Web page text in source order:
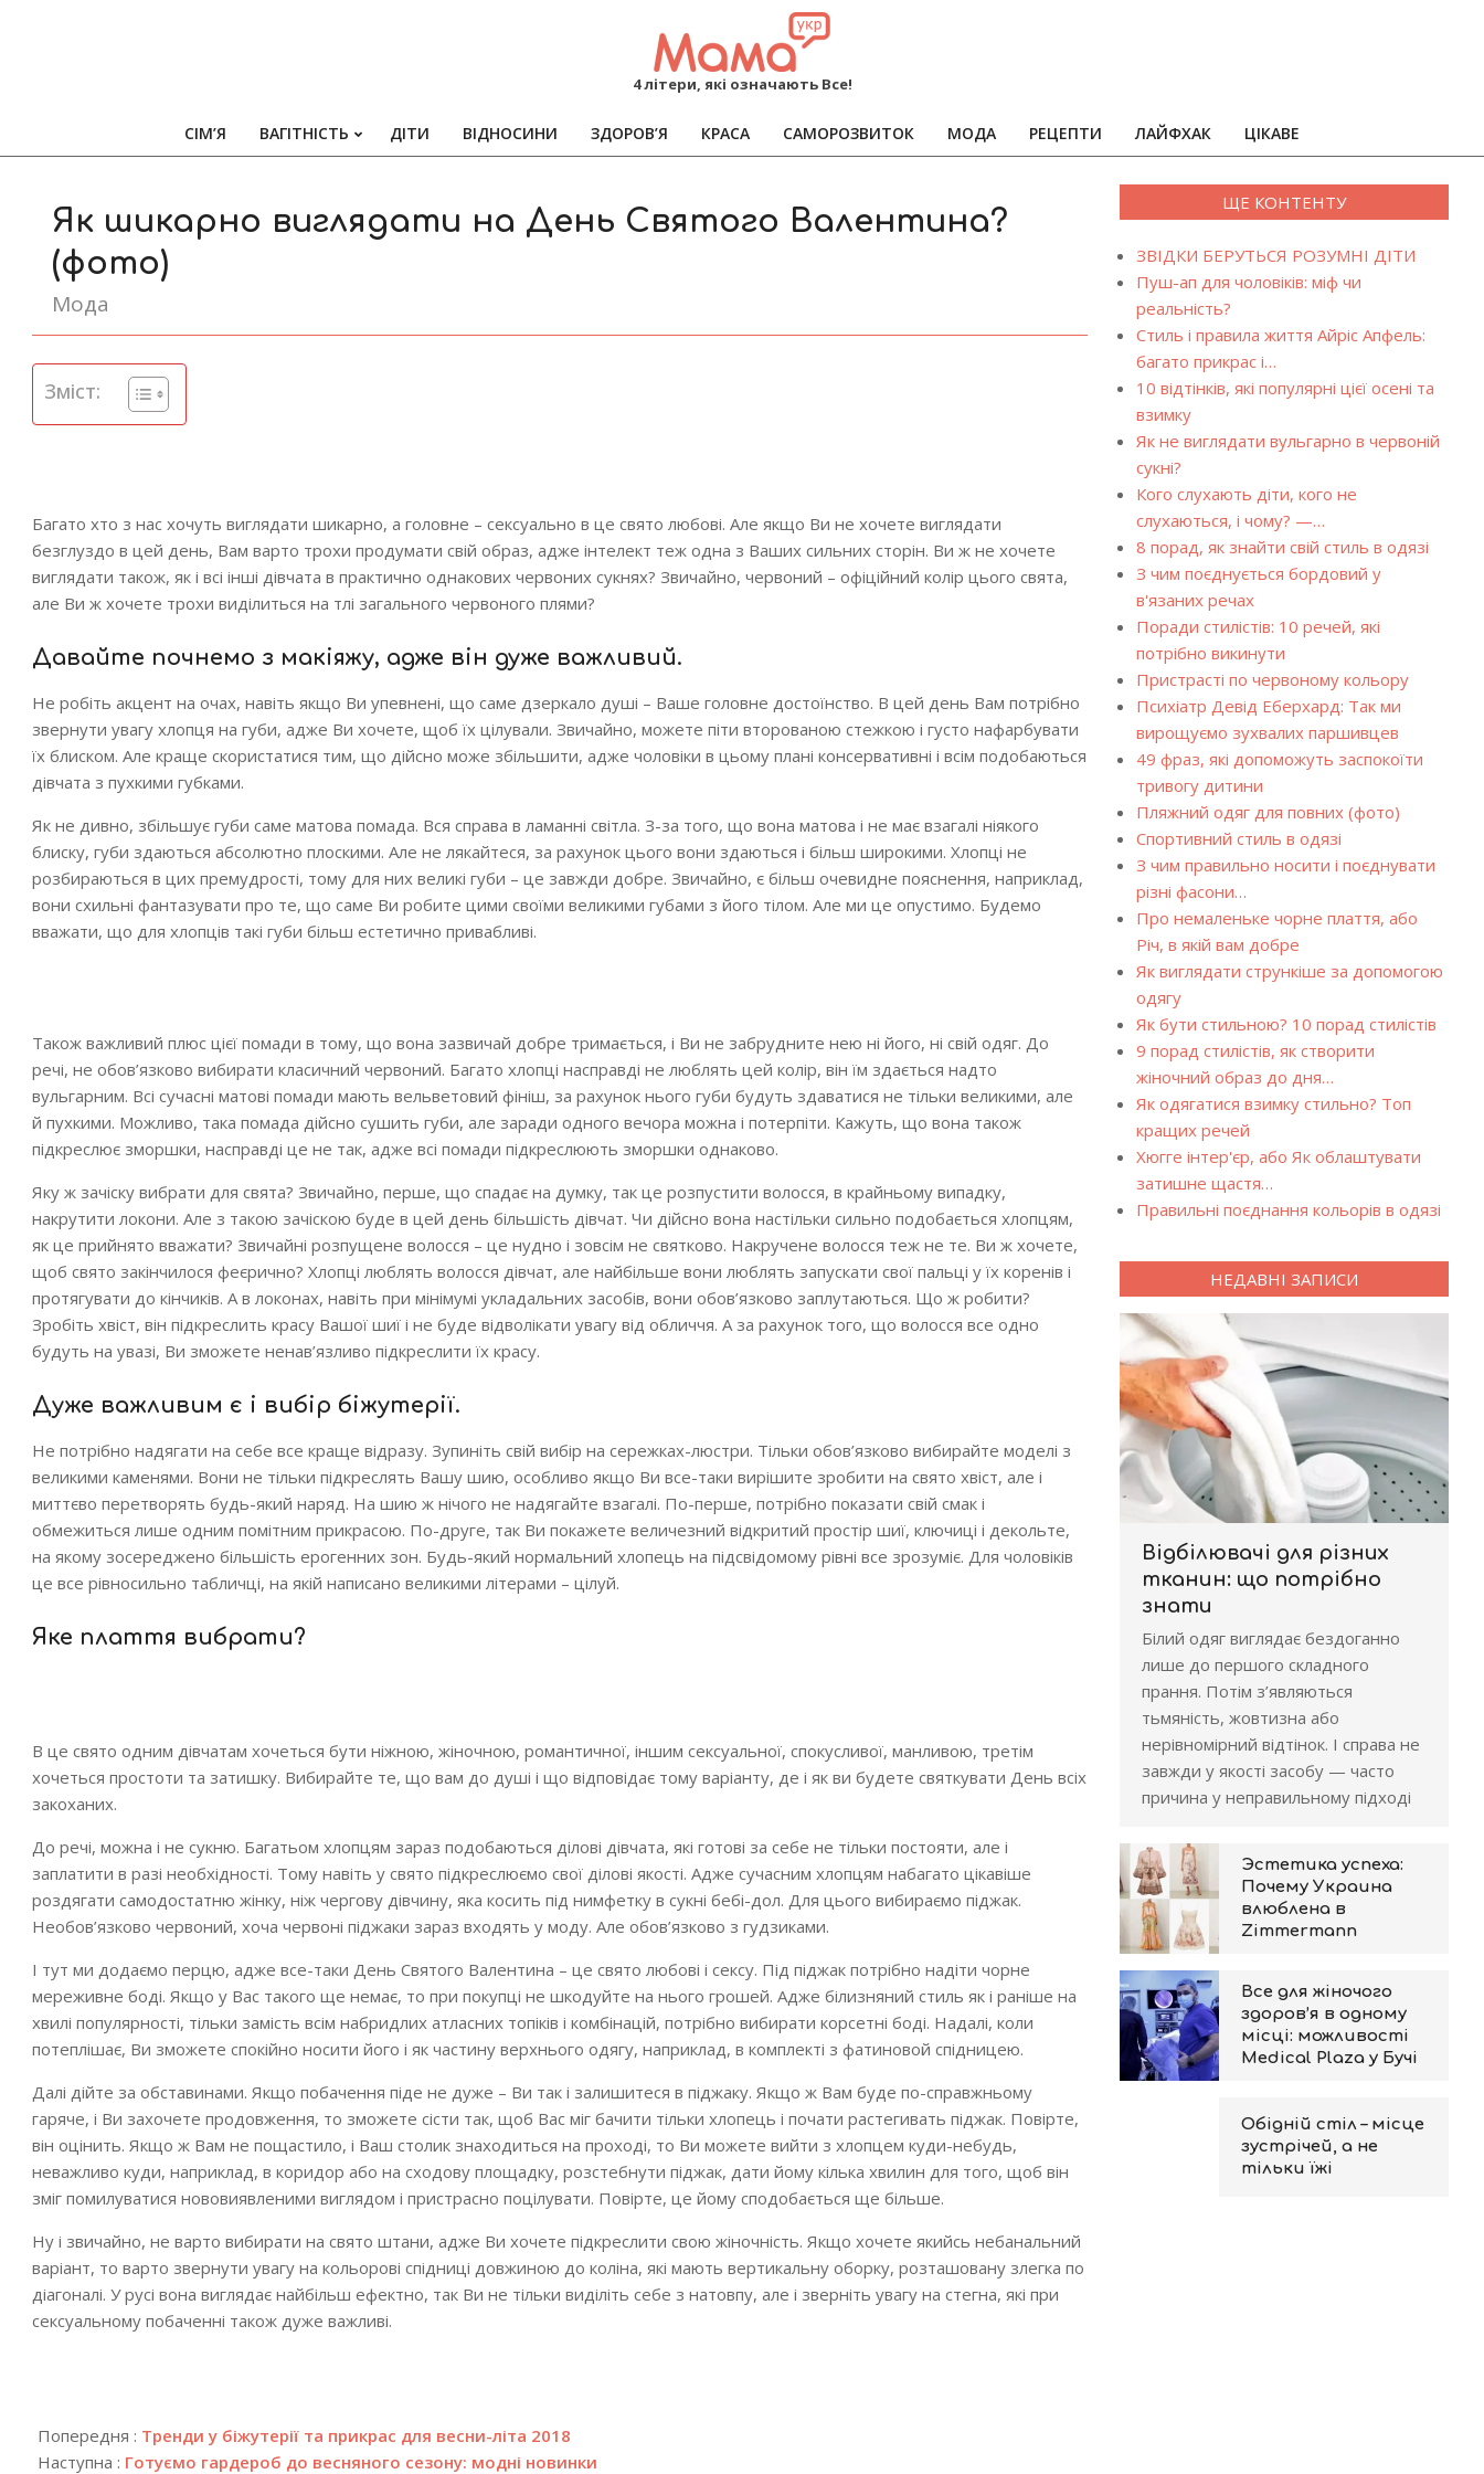
MAMA
4 літери, які означають Все!
Primary
СІМ’Я ВАГІТНІСТЬ ДІТИ ВІДНОСИНИ ЗДОРОВ’Я КРАСА САМОРОЗВИТОК МОДА РЕЦЕПТИ ЛАЙФХАК ЦІКАВЕ
Як шикарно виглядати на День Святого Валентина?
(фото)
Мода
Зміст:
Багато хто з нас хочуть виглядати шикарно, а головне – сексуально в це свято любові. Але якщо Ви не хочете виглядати
безглуздо в цей день, Вам варто трохи продумати свій образ, адже інтелект теж одна з Ваших сильних сторін. Ви ж не хочете
виглядати також, як і всі інші дівчата в практично однакових червоних сукнях? Звичайно, червоний – офіційний колір цього свята,
але Ви ж хочете трохи виділиться на тлі загального червоного плями?
Давайте почнемо з макіяжу, адже він дуже важливий.
Не робіть акцент на очах, навіть якщо Ви упевнені, що саме дзеркало душі – Ваше головне достоїнство. В цей день Вам потрібно
звернути увагу хлопця на губи, адже Ви хочете, щоб їх цілували. Звичайно, можете піти второваною стежкою і густо нафарбувати
їх блиском. Але краще скористатися тим, що дійсно може збільшити, адже чоловіки в цьому плані консервативні і всім подобаються
дівчата з пухкими губками.
Як не дивно, збільшує губи саме матова помада. Вся справа в ламанні світла. З-за того, що вона матова і не має взагалі ніякого
блиску, губи здаються абсолютно плоскими. Але не лякайтеся, за рахунок цього вони здаються і більш широкими. Хлопці не
розбираються в цих премудрості, тому для них великі губи – це завжди добре. Звичайно, є більш очевидне пояснення, наприклад,
вони схильні фантазувати про те, що саме Ви робите цими своїми великими губами з його тілом. Але ми це опустимо. Будемо
вважати, що для хлопців такі губи більш естетично привабливі.
Також важливий плюс цієї помади в тому, що вона зазвичай добре тримається, і Ви не забрудните нею ні його, ні свій одяг. До
речі, не обов’язково вибирати класичний червоний. Багато хлопці насправді не люблять цей колір, він їм здається надто
вульгарним. Всі сучасні матові помади мають вельветовий фініш, за рахунок нього губи будуть здаватися не тільки великими, але
й пухкими. Можливо, така помада дійсно сушить губи, але заради одного вечора можна і потерпіти. Кажуть, що вона також
підкреслює зморшки, насправді це не так, адже всі помади підкреслюють зморшки однаково.
Яку ж зачіску вибрати для свята? Звичайно, перше, що спадає на думку, так це розпустити волосся, в крайньому випадку,
накрутити локони. Але з такою зачіскою буде в цей день більшість дівчат. Чи дійсно вона настільки сильно подобається хлопцям,
як це прийнято вважати? Звичайні розпущене волосся – це нудно і зовсім не святково. Накручене волосся теж не те. Ви ж хочете,
щоб свято закінчилося феєрично? Хлопці люблять волосся дівчат, але найбільше вони люблять запускати свої пальці у їх коренів і
протягувати до кінчиків. А в локонах, навіть при мінімумі укладальних засобів, вони обов’язково заплутаються. Що ж робити?
Зробіть хвіст, він підкреслить красу Вашої шиї і не буде відволікати увагу від обличчя. А за рахунок того, що волосся все одно
будуть на увазі, Ви зможете ненав’язливо підкреслити їх красу.
Дуже важливим є і вибір біжутерії.
Не потрібно надягати на себе все краще відразу. Зупиніть свій вибір на сережках-люстри. Тільки обов’язково вибирайте моделі з
великими каменями. Вони не тільки підкреслять Вашу шию, особливо якщо Ви все-таки вирішите зробити на свято хвіст, але і
миттєво перетворять будь-який наряд. На шию ж нічого не надягайте взагалі. По-перше, потрібно показати свій смак і
обмежиться лише одним помітним прикрасою. По-друге, так Ви покажете величезний відкритий простір шиї, ключиці і декольте,
на якому зосереджено більшість ерогенних зон. Будь-який нормальний хлопець на підсвідомому рівні все зрозуміє. Для чоловіків
це все рівносильно табличці, на якій написано великими літерами – цілуй.
Яке плаття вибрати?
В це свято одним дівчатам хочеться бути ніжною, жіночною, романтичної, іншим сексуальної, спокусливої, манливою, третім
хочеться простоти та затишку. Вибирайте те, що вам до душі і що відповідає тому варіанту, де і як ви будете святкувати День всіх
закоханих.
До речі, можна і не сукню. Багатьом хлопцям зараз подобаються ділові дівчата, які готові за себе не тільки постояти, але і
заплатити в разі необхідності. Тому навіть у свято підкреслюємо свої ділові якості. Адже сучасним хлопцям набагато цікавіше
роздягати самодостатню жінку, ніж чергову дівчину, яка косить під нимфетку в сукні бебі-дол. Для цього вибираємо піджак.
Необов’язково червоний, хоча червоні піджаки зараз входять у моду. Але обов’язково з гудзиками.
І тут ми додаємо перцю, адже все-таки День Святого Валентина – це свято любові і сексу. Під піджак потрібно надіти чорне
мереживне боді. Якщо у Вас такого ще немає, то при покупці не шкодуйте на нього грошей. Адже білизняний стиль як і раніше на
хвилі популярності, тільки замість всім набридлих атласних топіків і комбінацій, потрібно вибирати корсетні боді. Надалі, коли
потеплішає, Ви зможете спокійно носити його і як частину верхнього одягу, наприклад, в комплекті з фатиновой спідницею.
Далі дійте за обставинами. Якщо побачення піде не дуже – Ви так і залишитеся в піджаку. Якщо ж Вам буде по-справжньому
гаряче, і Ви захочете продовження, то зможете сісти так, щоб Вас міг бачити тільки хлопець і почати растегивать піджак. Повірте,
він оцінить. Якщо ж Вам не пощастило, і Ваш столик знаходиться на проході, то Ви можете вийти з хлопцем куди-небудь,
неважливо куди, наприклад, в коридор або на сходову площадку, розстебнути піджак, дати йому кілька хвилин для того, щоб він
зміг помилуватися нововиявленими виглядом і пристрасно поцілувати. Повірте, це йому сподобається ще більше.
Ну і звичайно, не варто вибирати на свято штани, адже Ви хочете підкреслити свою жіночність. Якщо хочете якийсь небанальний
варіант, то варто звернути увагу на кольорові спідниці довжиною до коліна, які мають вертикальну оборку, розташовану злегка по
діагоналі. У русі вона виглядає найбільш ефектно, так Ви не тільки виділіть себе з натовпу, але і зверніть увагу на стегна, які при
сексуальному побаченні також дуже важливі.
12-
19
Попередня : Тренди у біжутерії та прикрас для весни-літа 2018
Наступна : Готуємо гардероб до весняного сезону: модні новинки
ЩЕ КОНТЕНТУ
ЗВІДКИ БЕРУТЬСЯ РОЗУМНІ ДІТИ
Пуш-ап для чоловіків: міф чи
реальність?
Стиль і правила життя Айріс Апфель:
багато прикрас і…
10 відтінків, які популярні цієї осені та
взимку
Як не виглядати вульгарно в червоній
сукні?
Кого слухають діти, кого не
слухаються, і чому? —…
8 порад, як знайти свій стиль в одязі
З чим поєднується бордовий у
в'язаних речах
Поради стилістів: 10 речей, які
потрібно викинути
Пристрасті по червоному кольору
Психіатр Девід Еберхард: Так ми
вирощуємо зухвалих паршивцев
49 фраз, які допоможуть заспокоїти
тривогу дитини
Пляжний одяг для повних (фото)
Спортивний стиль в одязі
З чим правильно носити і поєднувати
різні фасони…
Про немаленьке чорне плаття, або
Річ, в якій вам добре
Як виглядати стрункіше за допомогою
одягу
Як бути стильною? 10 порад стилістів
9 порад стилістів, як створити
жіночний образ до дня…
Як одягатися взимку стильно? Топ
кращих речей
Хюгге інтер'єр, або Як облаштувати
затишне щастя…
Правильні поєднання кольорів в одязі
НЕДАВНІ ЗАПИСИ
Відбілювачі для різних
тканин: що потрібно
знати
Білий одяг виглядає бездоганно
лише до першого складного
прання. Потім з’являються
тьмяність, жовтизна або
нерівномірний відтінок. І справа не
завжди у якості засобу — часто
причина у неправильному підході
Эстетика успеха:
Почему Украина
влюблена в
Zimmermann
Все для жіночого
здоров’я в одному
місці: можливості
Medical Plaza у Бучі
Обідній стіл – місце
зустрічей, а не
тільки їжі